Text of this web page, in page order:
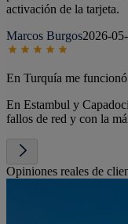
activación de la tarjeta.
Marcos Burgos2026-
En Turquía me
En Estambul y
fallos de red y con la
Opiniones reales de